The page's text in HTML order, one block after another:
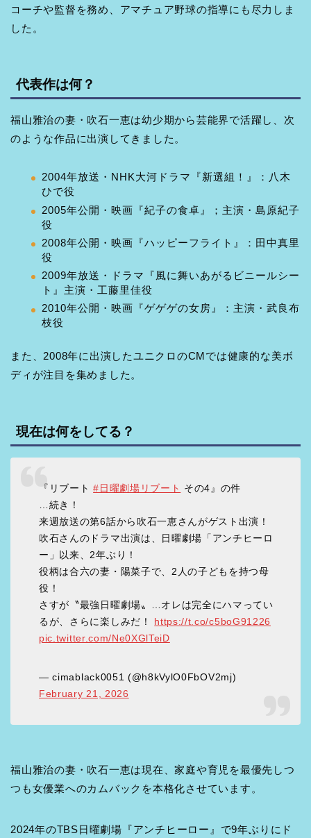
コーチや監督を務め、アマチュア野球の指導にも尽力しま
した。
代表作は何？
福山雅治の妻・吹石一恵は幼少期から芸能界で活躍し、次
のような作品に出演してきました。
2004年放送・NHK大河ドラマ『新選組！』：八木
ひで役
2005年公開・映画『紀子の食卓』；主演・島原紀子
役
2008年公開・映画『ハッピーフライト』：田中真里
役
2009年放送・ドラマ『風に舞いあがるビニールシー
ト』主演・工藤里佳役
2010年公開・映画『ゲゲゲの女房』：主演・武良布
枝役
また、2008年に出演したユニクロのCMでは健康的な美ボ
ディが注目を集めました。
現在は何をしてる？
『リブート#日曜劇場リブート その4』の件
…続き！
来週放送の第6話から吹石一恵さんがゲスト出演！
吹石さんのドラマ出演は、日曜劇場「アンチヒーロ
ー」以来、2年ぶり！
役柄は合六の妻・陽菜子で、2人の子どもを持つ母
役！
さすが〝最強日曜劇場〟…オレは完全にハマってい
るが、さらに楽しみだ！ https://t.co/c5boG91226
pic.twitter.com/Ne0XGlTeiD
— cimablack0051 (@h8kVylO0FbOV2mj)
February 21, 2026
福山雅治の妻・吹石一恵は現在、家庭や育児を最優先しつ
つも女優業へのカムバックを本格化させています。
2024年のTBS日曜劇場『アンチヒーロー』で9年ぶりにド